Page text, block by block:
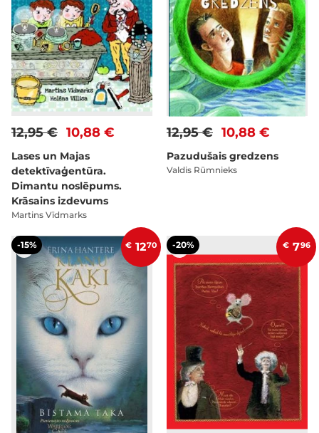
10,88 €
12,95 €
Lases un Majas
detektīvaģentūra.
Dimantu noslēpums.
Krāsains izdevums
Martins Vīdmarks
10,88 €
12,95 €
Pazudušais gredzens
Valdis Rūmnieks
-15% € 1270 -20% € 796